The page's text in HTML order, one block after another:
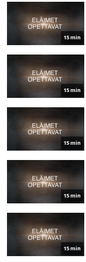
15 min
15 min
15 min
15 min
15 min